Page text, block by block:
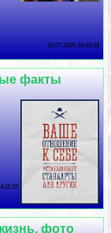
14 07 2026 16:48:36
факты
фото